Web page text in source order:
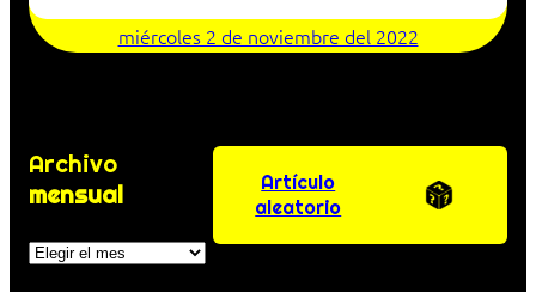
miércoles 2 de noviembre del 2022
Archivo
mensual
Archivos
Artículo
aleatorio